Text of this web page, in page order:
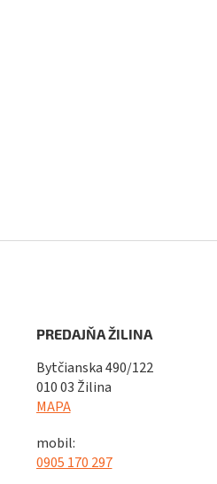
PREDAJŇA ŽILINA
Bytčianska 490/122
010 03 Žilina
MAPA
mobil:
0905 170 297